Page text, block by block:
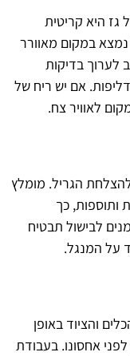
היא קריטית
במקום מאוורר
לערוך בדיקות
אם יש ריח של
לאוויר צח.
הגריל. מומלץ
ותוספות, כך
לבישול תבטיח
על המנגל.
והציוד באופן
אחסונו. בעבודת